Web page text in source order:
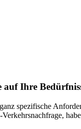
Ihre
spezifische